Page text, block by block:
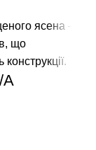
А